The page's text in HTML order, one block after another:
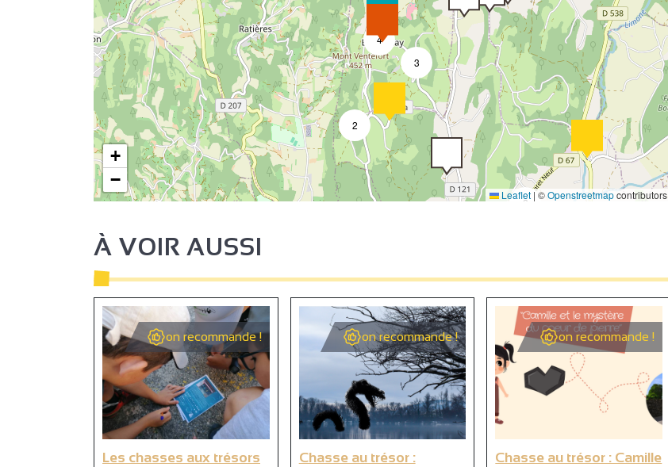
4
3
2
3
4
2
16
2
2
+
−
Leaflet |©Openstreetmapcontributors
À VOIR AUSSI
on recommande !
Les chasses aux trésors
on recommande !
Chasse au trésor :
on recommande !
Chasse au trésor : Camille